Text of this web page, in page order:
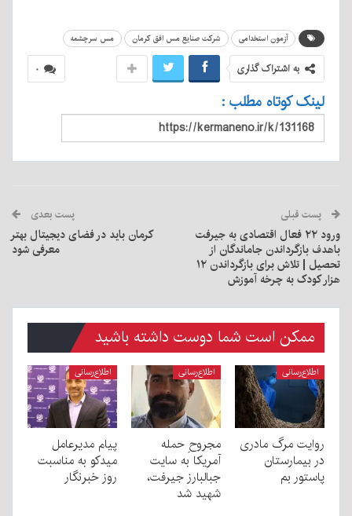
آزمون استخدامی شرکت صنایع مس افق کرمان مس سرچشمه
۰ به اشتراک گذاری
لینک کوتاه مطلب :
پست قبلی
ورود ۲۲ فعال اقتصادی به جیرفت
باهدف بازگرداندن جاماندگان از
تحصیل | تلاش برای بازگرداندن ۱۲
هزار کودک به چرخه آموزش
پست بعدی
کرمان باید در فضای دیجیتال بهتر
معرفی شود
ممکن است شما دوست داشته باشید
اطلاع‌رسانی
روایت مرگ مادری
در بیمارستان
پاستور بم
اطلاع‌رسانی
مجروحِ حمله
آمریکا به سایت
جبالبارز جیرفت،
شهید شد
اطلاع‌رسانی
پیام مدیرعامل
میدکو به مناسبت
روز خبرنگار